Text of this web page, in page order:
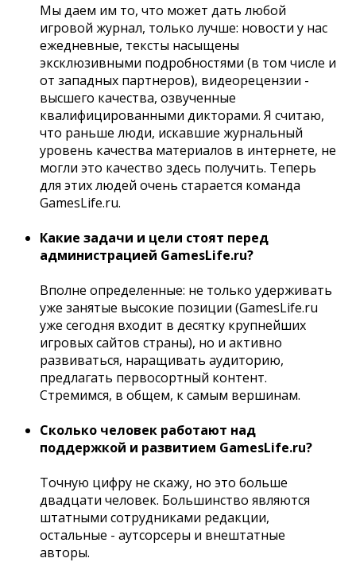
Мы даем им то, что может дать любой
игровой журнал, только лучше: новости у нас
ежедневные, тексты насыщены
эксклюзивными подробностями (в том числе и
от западных партнеров), видеорецензии -
высшего качества, озвученные
квалифицированными дикторами. Я считаю,
что раньше люди, искавшие журнальный
уровень качества материалов в интернете, не
могли это качество здесь получить. Теперь
для этих людей очень старается команда
GamesLife.ru.
Какие задачи и цели стоят перед
администрацией GamesLife.ru?
Вполне определенные: не только удерживать
уже занятые высокие позиции (GamesLife.ru
уже сегодня входит в десятку крупнейших
игровых сайтов страны), но и активно
развиваться, наращивать аудиторию,
предлагать первосортный контент.
Стремимся, в общем, к самым вершинам.
Сколько человек работают над
поддержкой и развитием GamesLife.ru?
Точную цифру не скажу, но это больше
двадцати человек. Большинство являются
штатными сотрудниками редакции,
остальные - аутсорсеры и внештатные
авторы.